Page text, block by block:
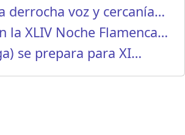
derrocha voz y cercanía…
la XLIV Noche Flamenca…
se prepara para XI…